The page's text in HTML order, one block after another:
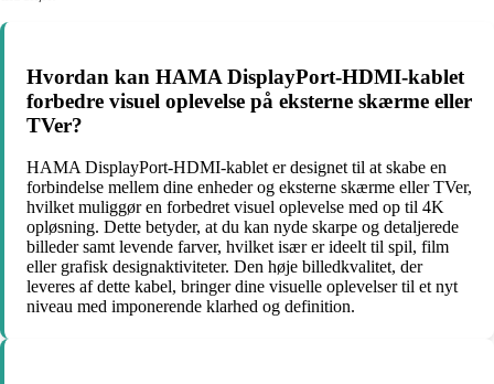
Hvordan kan HAMA DisplayPort-HDMI-kablet
forbedre visuel oplevelse på eksterne skærme eller
TVer?
HAMA DisplayPort-HDMI-kablet er designet til at skabe en
forbindelse mellem dine enheder og eksterne skærme eller TVer,
hvilket muliggør en forbedret visuel oplevelse med op til 4K
opløsning. Dette betyder, at du kan nyde skarpe og detaljerede
billeder samt levende farver, hvilket især er ideelt til spil, film
eller grafisk designaktiviteter. Den høje billedkvalitet, der
leveres af dette kabel, bringer dine visuelle oplevelser til et nyt
niveau med imponerende klarhed og definition.